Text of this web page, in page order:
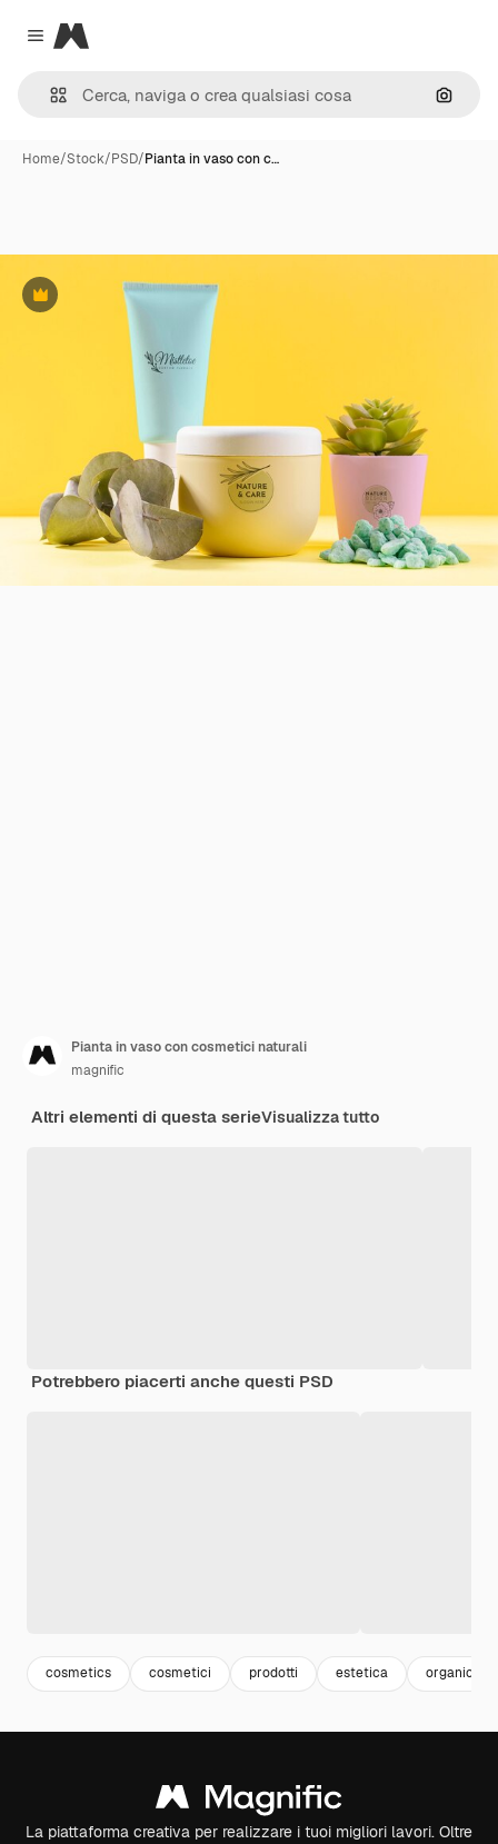
Close menu
Magnific
Cerca
Home/Stock/PSD/Pianta in vaso con c…
Premium
Pianta in vaso con cosmetici naturali
magnific
Altri elementi di questa serieVisualizza tutto
Potrebbero piacerti anche questi PSD
cosmetics cosmetici prodotti estetica organic
La piattaforma creativa per realizzare i tuoi migliori lavori. Oltre